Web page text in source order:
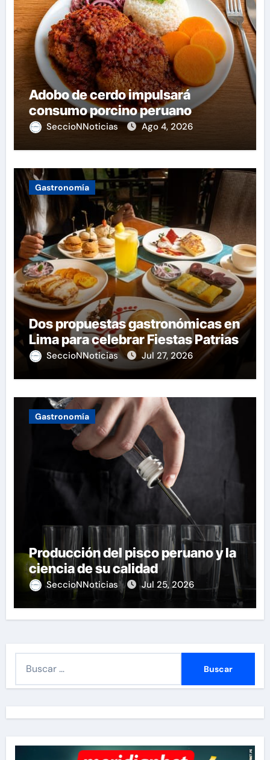
Adobo de cerdo impulsará
consumo porcino peruano
SeccioNNoticias Ago 4, 2026
Gastronomía
Dos propuestas gastronómicas en
Lima para celebrar Fiestas Patrias
SeccioNNoticias Jul 27, 2026
Gastronomía
Producción del pisco peruano y la
ciencia de su calidad
SeccioNNoticias Jul 25, 2026
r